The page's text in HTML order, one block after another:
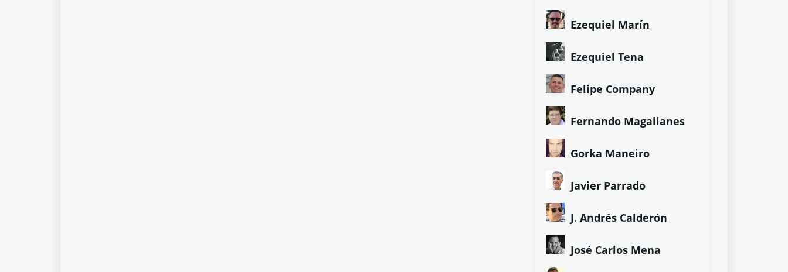
Ezequiel Marín
Ezequiel Tena
Felipe Company
Fernando Magallanes
Gorka Maneiro
Javier Parrado
J. Andrés Calderón
José Carlos Mena